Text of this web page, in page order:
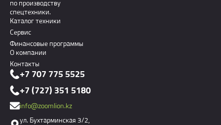
по производству
спецтехники.
Каталог техники
Сервис
Финансовые программы
О компании
Контакты
+7 707 775 5525
+7 (727) 351 5180
info@zoomlion.kz
ул. Бухтарминская 3/2,